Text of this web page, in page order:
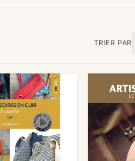
vous lancer dans la
cruciale avant de débuter
la consultation de
essentiel de comprendre
fondamentaux tels
les techniques de teinture,
TRIER PAR